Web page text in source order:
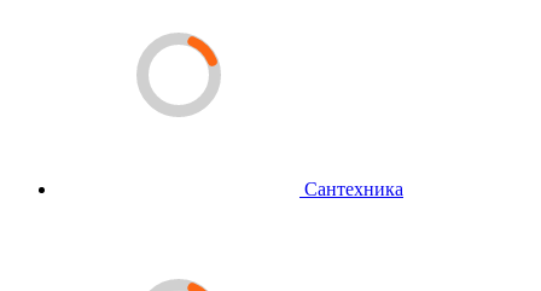
Сантехника